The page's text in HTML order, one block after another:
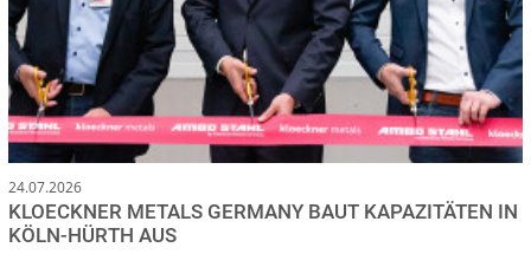
24.07.2026
KLOECKNER METALS GERMANY BAUT KAPAZITÄTEN IN
KÖLN-HÜRTH AUS